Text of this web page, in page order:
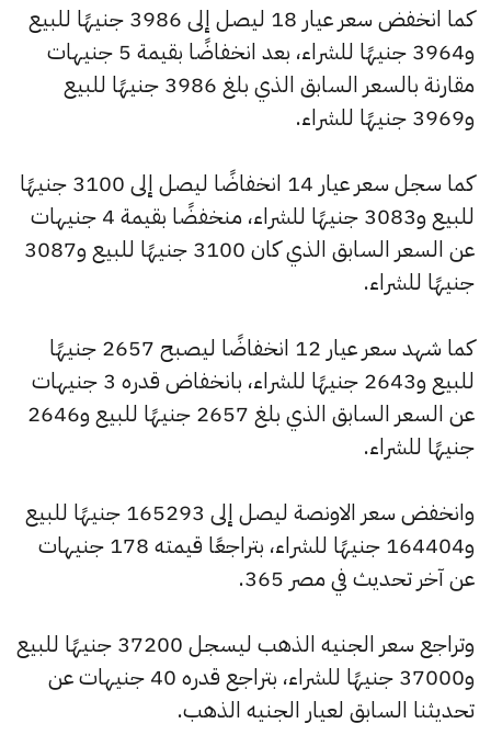
كما انخفض سعر عيار 18 ليصل إلى 3986 جنيهًا للبيع
و3964 جنيهًا للشراء، بعد انخفاضًا بقيمة 5 جنيهات
مقارنة بالسعر السابق الذي بلغ 3986 جنيهًا للبيع
و3969 جنيهًا للشراء.
كما سجل سعر عيار 14 انخفاضًا ليصل إلى 3100 جنيهًا
للبيع و3083 جنيهًا للشراء، منخفضًا بقيمة 4 جنيهات
عن السعر السابق الذي كان 3100 جنيهًا للبيع و3087
جنيهًا للشراء.
كما شهد سعر عيار 12 انخفاضًا ليصبح 2657 جنيهًا
للبيع و2643 جنيهًا للشراء، بانخفاض قدره 3 جنيهات
عن السعر السابق الذي بلغ 2657 جنيهًا للبيع و2646
جنيهًا للشراء.
وانخفض سعر الاونصة ليصل إلى 165293 جنيهًا للبيع
و164404 جنيهًا للشراء، بتراجعًا قيمته 178 جنيهات
عن آخر تحديث في مصر 365.
وتراجع سعر الجنيه الذهب ليسجل 37200 جنيهًا للبيع
و37000 جنيهًا للشراء، بتراجع قدره 40 جنيهات عن
تحديثنا السابق لعيار الجنيه الذهب.